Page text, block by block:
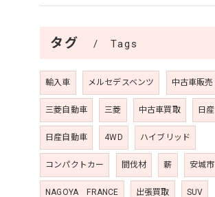
タグ Tags
輸入車 メルセデスベンツ 中古車販売
三菱自動車 三菱 中古車買取 日産
日産自動車 4WD ハイブリッド
コンパクトカー 間伐材 薪 安城市
NAGOYA FRANCE 出張買取 SUV